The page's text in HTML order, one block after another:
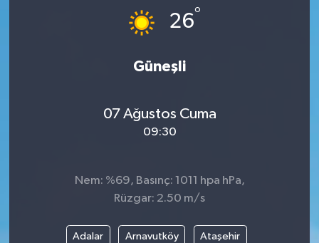
26°
Güneşli
07 Ağustos Cuma
09:30
Nem: %69, Basınç: 1011 hpa hPa,
Rüzgar: 2.50 m/s
Adalar Arnavutköy Ataşehir